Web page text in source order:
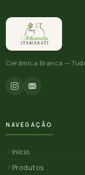
Cerâmica Branca —
NAVEGAÇÃO
Início
Produtos